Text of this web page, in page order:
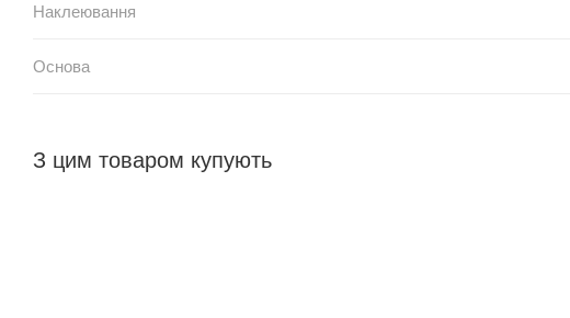
Наклеювання
Основа
З цим товаром купують